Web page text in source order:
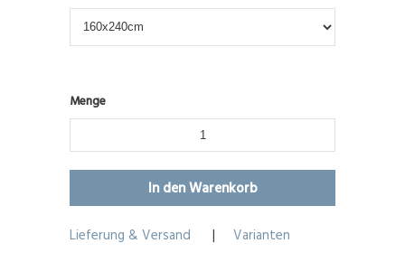
Menge
Lieferung & Versand | Varianten